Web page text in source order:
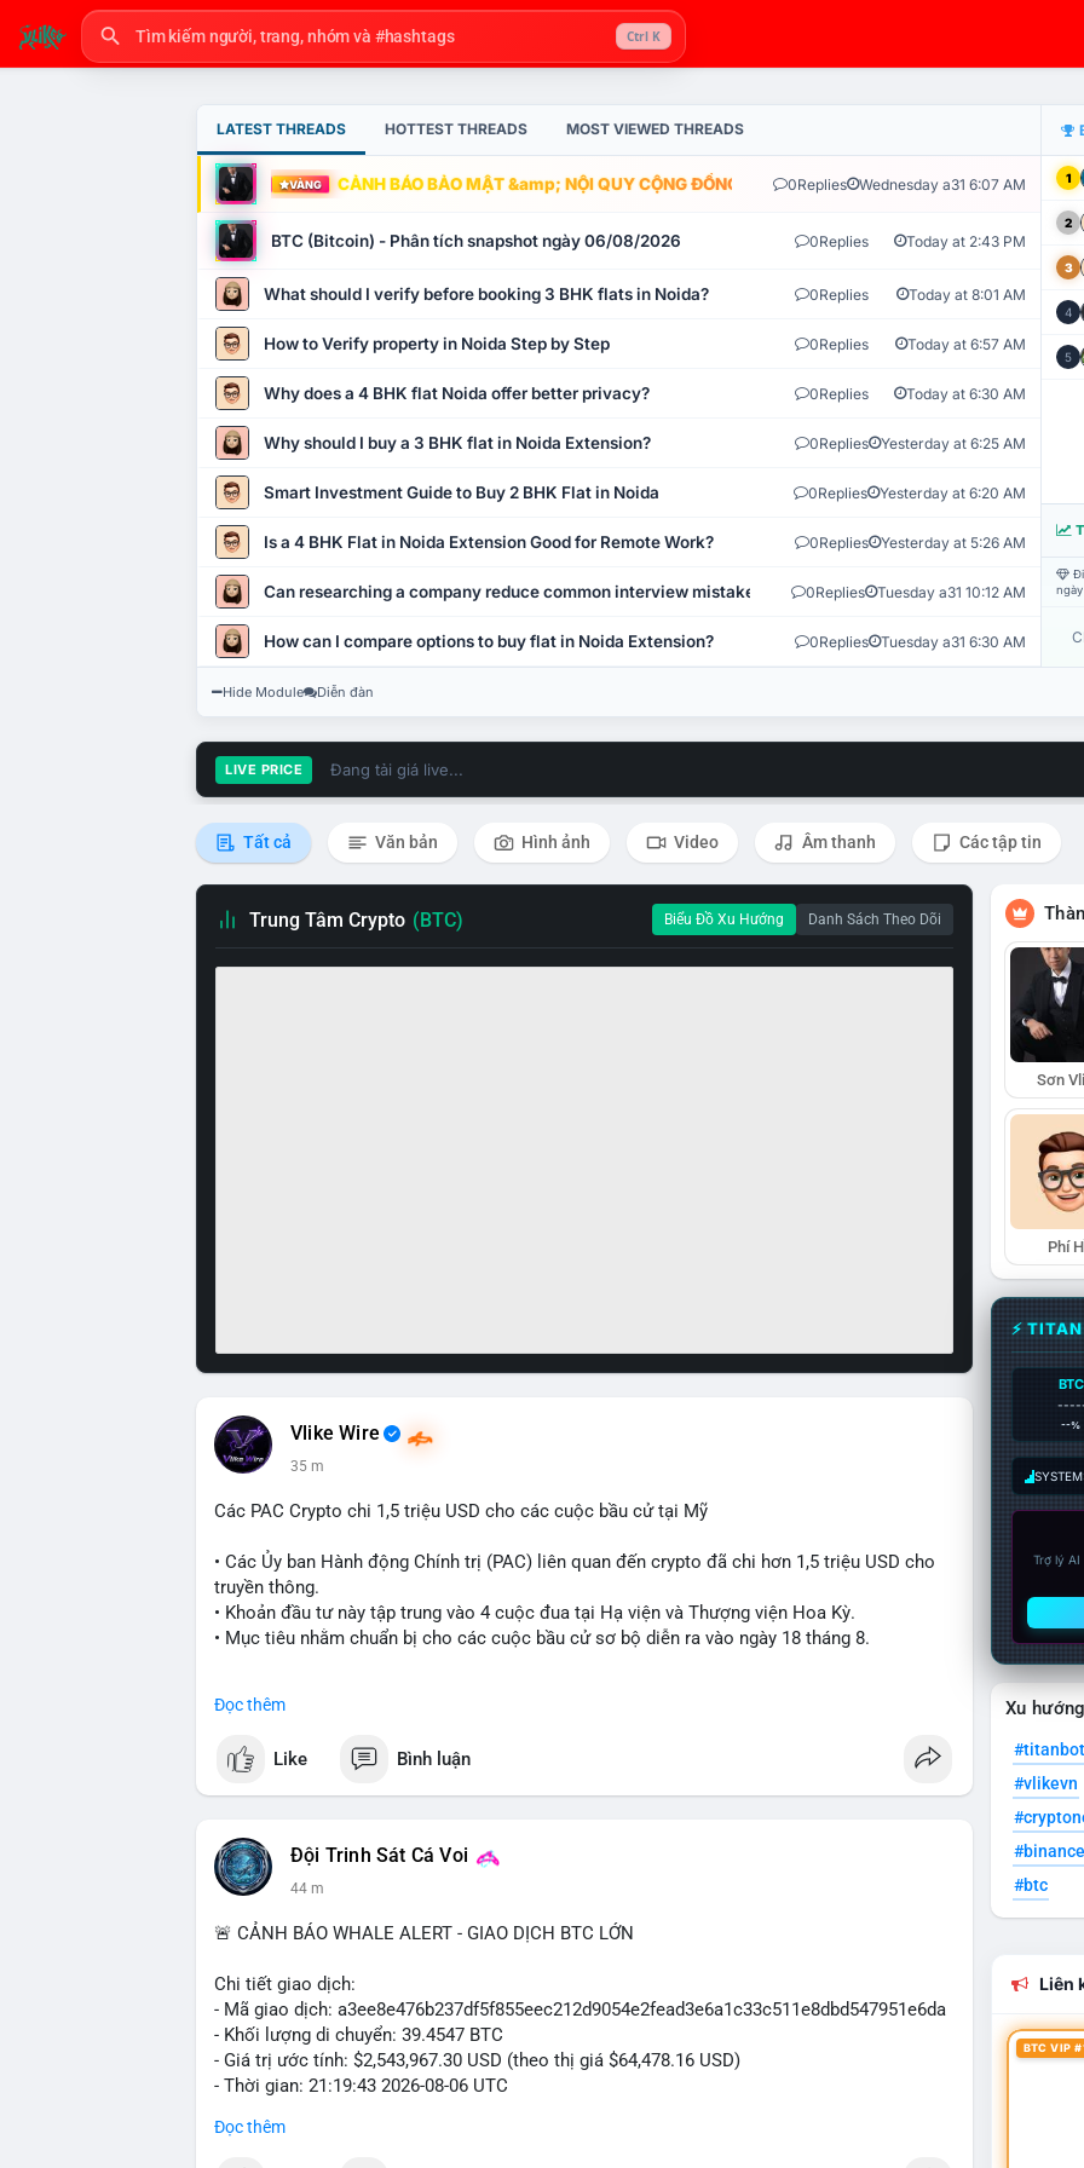
Ctrl K
LATEST THREADS HOTTEST THREADS MOST VIEWED THREADS
VÀNG CẢNH BÁO BẢO MẬT &amp; NỘI QUY CỘNG ĐỒNG VLIKE.VN: HỆ THỐNG GIÁM SÁT TỰ
0Replies Wednesday a31 6:07 AM
BTC (Bitcoin) - Phân tích snapshot ngày 06/08/2026 0Replies Today at 2:43 PM
What should I verify before booking 3 BHK flats in Noida? 0Replies Today at 8:01 AM
How to Verify property in Noida Step by Step 0Replies Today at 6:57 AM
Why does a 4 BHK flat Noida offer better privacy? 0Replies Today at 6:30 AM
Why should I buy a 3 BHK flat in Noida Extension? 0Replies Yesterday at 6:25 AM
Smart Investment Guide to Buy 2 BHK Flat in Noida 0Replies Yesterday at 6:20 AM
Is a 4 BHK Flat in Noida Extension Good for Remote Work? 0Replies Yesterday at 5:26 AM
Can researching a company reduce common interview mistakes? 0Replies Tuesday a31 10:12 AM
How can I compare options to buy flat in Noida Extension? 0Replies Tuesday a31 6:30 AM
1
2
3
4
5
Hide Module Diễn đàn
LIVE PRICE Đang tải giá live...
Tất cả Văn bản Hình ảnh Video Âm thanh Các tập tin
Trung Tâm Crypto (BTC) Biểu Đồ Xu Hướng Danh Sách Theo Dõi
Vlike Wire
35 m
Các PAC Crypto chi 1,5 triệu USD cho các cuộc bầu cử tại Mỹ
• Các Ủy ban Hành động Chính trị (PAC) liên quan đến crypto đã chi hơn 1,5 triệu USD cho
truyền thông.
• Khoản đầu tư này tập trung vào 4 cuộc đua tại Hạ viện và Thượng viện Hoa Kỳ.
• Mục tiêu nhằm chuẩn bị cho các cuộc bầu cử sơ bộ diễn ra vào ngày 18 tháng 8.
#vlikevn #titanbot
📰 Nguồn: Cointelegraph
Đọc thêm
Like Bình luận
Đội Trinh Sát Cá Voi
44 m
🚨 CẢNH BÁO WHALE ALERT - GIAO DỊCH BTC LỚN
Chi tiết giao dịch:
- Mã giao dịch: a3ee8e476b237df5f855eec212d9054e2fead3e6a1c33c511e8dbd547951e6da
- Khối lượng di chuyển: 39.4547 BTC
- Giá trị ước tính: $2,543,967.30 USD (theo thị giá $64,478.16 USD)
- Thời gian: 21:19:43 2026-08-06 UTC
Nhận định phân tích:
Đọc thêm
Sơn
Phí
⚡
BTC
--%
Trợ lý
Xu
#titanbot
#vlikevn
#btc
Liên
BTC VIP